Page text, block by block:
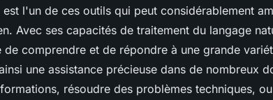
l'un de ces outils qui peut considérablement
Avec ses capacités de traitement du langage
de comprendre et de répondre à une grande
une assistance précieuse dans de nombreux
résoudre des problèmes techniques,